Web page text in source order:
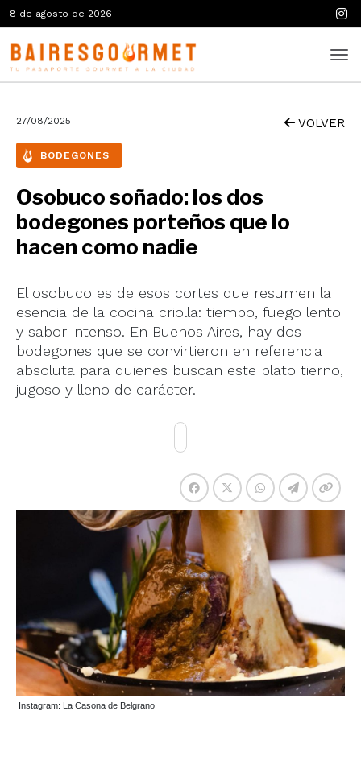
8 de agosto de 2026
27/08/2025 VOLVER
BODEGONES
Osobuco soñado: los dos
bodegones porteños que lo
hacen como nadie
El osobuco es de esos cortes que resumen la
esencia de la cocina criolla: tiempo, fuego lento
y sabor intenso. En Buenos Aires, hay dos
bodegones que se convirtieron en referencia
absoluta para quienes buscan este plato tierno,
jugoso y lleno de carácter.
Instagram: La Casona de Belgrano